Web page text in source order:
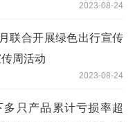
2023-08-24
联合开展绿色出行宣传
周活动
2023-08-24
多只产品累计亏损率超